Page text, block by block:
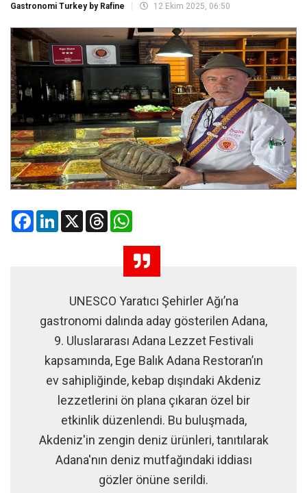
Gastronomi Turkey by Rafine 12 Ekim 2025, 06:50
FacebookLinkedIn
X Threads
UNESCO Yaratıcı Şehirler Ağı’na
gastronomi dalında aday gösterilen Adana,
9. Uluslararası Adana Lezzet Festivali
kapsamında, Ege Balık Adana Restoran’ın
ev sahipliğinde, kebap dışındaki Akdeniz
lezzetlerini ön plana çıkaran özel bir
etkinlik düzenlendi. Bu buluşmada,
Akdeniz'in zengin deniz ürünleri, tanıtılarak
Adana'nın deniz mutfağındaki iddiası
gözler önüne serildi.